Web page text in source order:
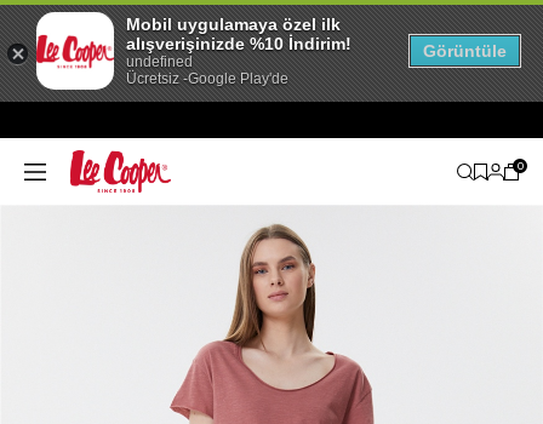
0
Mobil uygulamaya özel ilk
alışverişinizde %10 İndirim!
undefined
Ücretsiz -Google Play'de
Görüntüle